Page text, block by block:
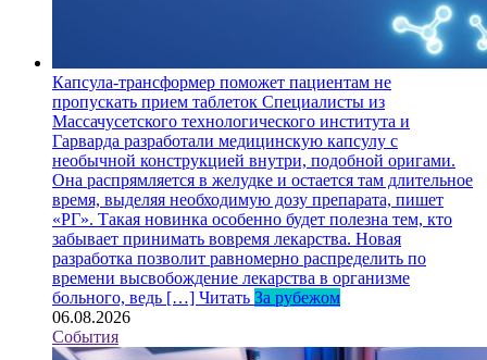
Капсула-трансформер поможет пациентам не
пропускать прием таблеток Специалисты из
Массачусетского технологического института и
Гарварда разработали медицинскую капсулу с
необычной конструкцией внутри, подобной оригами.
Она распрямляется в желудке и остается там длительное
время, выделяя необходимую дозу препарата, пишет
«РГ». Такая новинка особенно будет полезна тем, кто
забывает принимать вовремя лекарства. Новая
разработка позволит равномерно распределить по
времени высвобождение лекарства в организме
больного, ведь […] Читать За рубежом
06.08.2026
События